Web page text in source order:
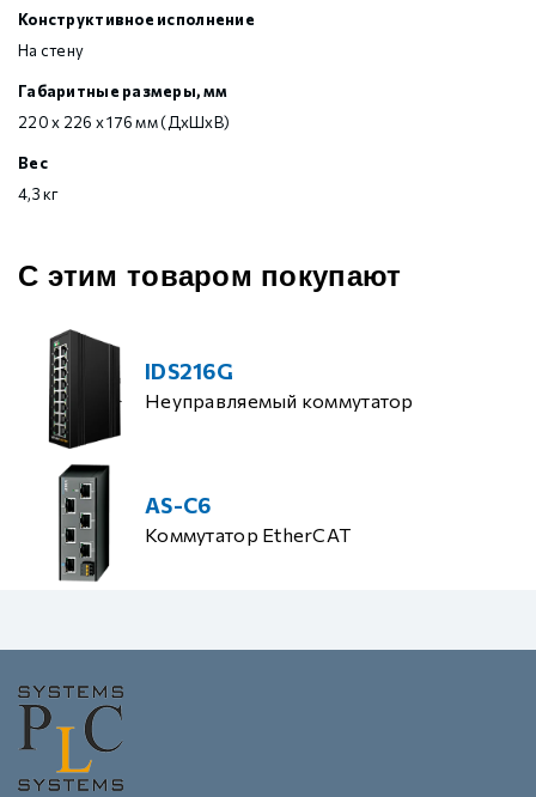
Конструктивное исполнение
На стену
Габаритные размеры, мм
220 x 226 x 176 мм (ДхШхВ)
Вес
4,3 кг
С этим товаром покупают
IDS216G
Неуправляемый коммутатор
AS-C6
Коммутатор EtherCAT